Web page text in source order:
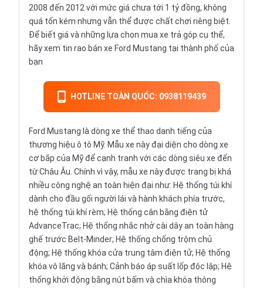
2008 đến 2012 với mức giá chưa tới 1 tỷ đồng, không
quá tốn kém nhưng vẫn thể được chất chơi riêng biệt.
Để biết giá và những lựa chọn mua xe trả góp cụ thể,
hãy xem tin rao bán xe Ford Mustang tại thành phố của
bạn
HOTLINE TOÀN QUỐC: 0938119439
Ford Mustang là dòng xe thể thao danh tiếng của
thương hiệu ô tô Mỹ. Mẫu xe này đại diện cho dòng xe
cơ bắp của Mỹ để cạnh tranh với các dòng siêu xe đến
từ Châu Âu. Chính vì vậy, mẫu xe này được trang bị khá
nhiều công nghệ an toàn hiện đại như: Hệ thống túi khí
dành cho đầu gối người lái và hành khách phía trước,
hệ thống túi khí rèm; Hệ thống cân bằng điện tử
AdvanceTrac; Hệ thống nhắc nhở cài dây an toàn hàng
ghế trước Belt-Minder; Hệ thống chống trộm chủ
động; Hệ thống khóa cửa trung tâm điện tử; Hệ thống
khóa vô lăng và bánh; Cảnh báo áp suất lốp độc lập; Hệ
thống khởi động bằng nút bấm và chìa khóa thông